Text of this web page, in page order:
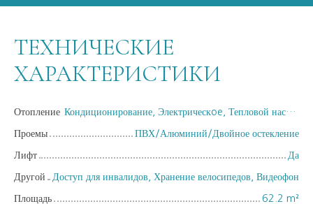
ТЕХНИЧЕСКИЕ
ХАРАКТЕРИСТИКИ
Отопление Кондиционирование, Электрическoe, Тепловой насос/Индивидуальнoe
Проемы ПВХ/Алюминий/Двойное остекление
Лифт Да
Другой Доступ для инвалидов, Хранение велосипедов, Видеофон
Площадь 62.2 m²